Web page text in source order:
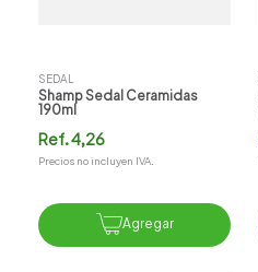
SEDAL
Shamp Sedal Ceramidas
190ml
Ref.4,26
Precios no incluyen IVA.
Agregar